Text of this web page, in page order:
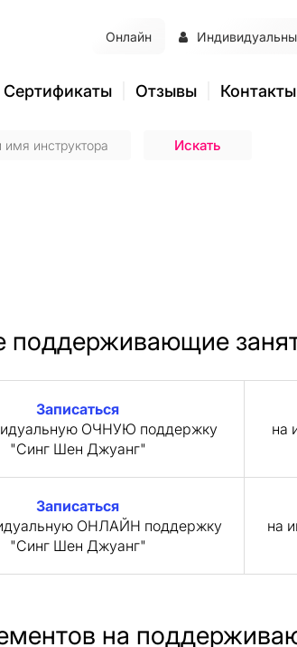
Сертификаты Отзывы Контакты
Онлайн
поддерживающие
Записаться
ОЧНУЮ поддержку
"Синг Шен Джуанг"
на
Записаться
ОНЛАЙН поддержку
"Синг Шен Джуанг"
на
на